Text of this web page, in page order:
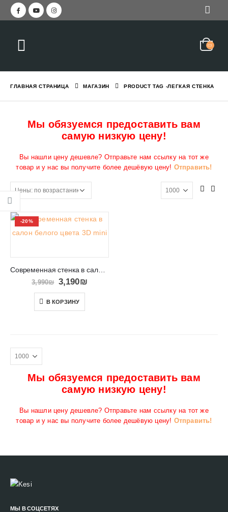
ГЛАВНАЯ СТРАНИЦА МАГАЗИН PRODUCT TAG -ЛЕГКАЯ СТЕНКА
Мы обязуемся предоставить вам
самую низкую цену!
Вы нашли цену дешевле? Отправьте нам ссылку на тот же
товар и у нас вы получите более дешёвую цену! Отправить!
-20%
Современная стенка в салон белого цвета 3D mini
3,990₪ 3,190₪
В КОРЗИНУ
Мы обязуемся предоставить вам
самую низкую цену!
Вы нашли цену дешевле? Отправьте нам ссылку на тот же
товар и у нас вы получите более дешёвую цену! Отправить!
МЫ В СОЦСЕТЯХ